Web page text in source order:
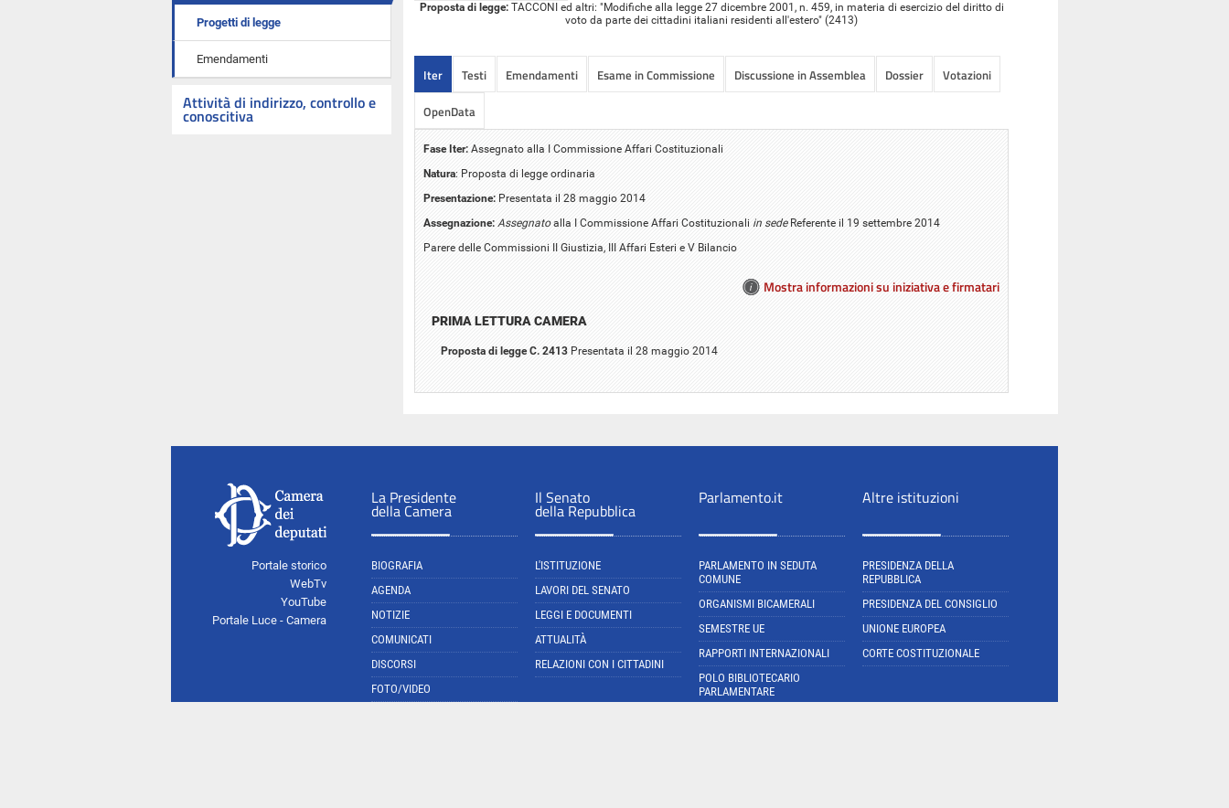
Progetti di legge
Emendamenti
Attività di indirizzo, controllo e
conoscitiva
Proposta di legge:TACCONI ed altri: "Modifiche alla legge 27 dicembre 2001, n. 459, in materia di esercizio del diritto di
voto da parte dei cittadini italiani residenti all'estero" (2413)
Iter Testi Emendamenti Esame in Commissione Discussione in Assemblea Dossier
Votazioni
OpenData
Fase Iter: Assegnato alla I Commissione Affari Costituzionali
Natura: Proposta di legge ordinaria
Presentazione: Presentata il 28 maggio 2014
Assegnazione: Assegnatoalla I Commissione Affari Costituzionali in sede Referente il 19 settembre 2014
Parere delle Commissioni II Giustizia, III Affari Esteri e V Bilancio
Mostra informazioni su iniziativa e firmatari
PRIMA LETTURA CAMERA
Proposta di legge C. 2413 Presentata il 28 maggio 2014
Portale storico
WebTv
YouTube
Portale Luce - Camera
La Presidente
della Camera
BIOGRAFIA
AGENDA
NOTIZIE
COMUNICATI
DISCORSI
FOTO/VIDEO
Il Senato
della Repubblica
L'ISTITUZIONE
LAVORI DEL SENATO
LEGGI E DOCUMENTI
ATTUALITÀ
RELAZIONI CON I CITTADINI
Parlamento.it
PARLAMENTO IN SEDUTA
COMUNE
ORGANISMI BICAMERALI
SEMESTRE UE
RAPPORTI INTERNAZIONALI
POLO BIBLIOTECARIO
PARLAMENTARE
Altre istituzioni
PRESIDENZA DELLA
REPUBBLICA
PRESIDENZA DEL CONSIGLIO
UNIONE EUROPEA
CORTE COSTITUZIONALE